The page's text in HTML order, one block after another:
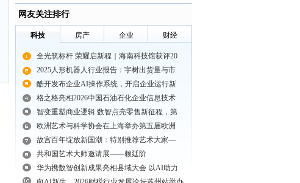
网友关注排行
科技 房产 企业 财经
全光筑标杆 荣耀启新程｜海南科技馆获评20
2025人形机器人行业报告：宇树出货量与市
酷开发布企业AI操作系统，开启企业运行新
格之格亮相2026中国石油石化企业信息技术
智变重塑商业逻辑 数智点亮零售新征程，第
欧洲艺术与科学协会在上海举办第五届欧洲
故宫百年绽放新国潮：特别推荐艺术大家—
共和国艺术大师邀请展——赖廷阶
华为携数智创新成果亮相县域大会 以AI助力